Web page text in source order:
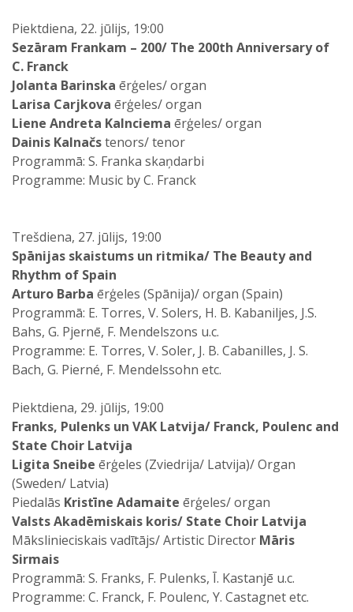
Piektdiena, 22. jūlijs, 19:00
Sezāram Frankam – 200/ The 200th Anniversary of
C. Franck
Jolanta Barinska ērģeles/ organ
Larisa Carjkova ērģeles/ organ
Liene Andreta Kalnciema ērģeles/ organ
Dainis Kalnačstenors/ tenor
Programmā: S. Franka skaņdarbi
Programme: Music by C. Franck
Trešdiena, 27. jūlijs, 19:00
Spānijas skaistums un ritmika/ The Beauty and
Rhythm of Spain
Arturo Barba ērģeles (Spānija)/ organ (Spain)
Programmā: E. Torres, V. Solers, H. B. Kabaniljes, J.S.
Bahs, G. Pjernē, F. Mendelszons u.c.
Programme: E. Torres, V. Soler, J. B. Cabanilles, J. S.
Bach, G. Pierné, F. Mendelssohn etc.
Piektdiena, 29. jūlijs, 19:00
Franks, Pulenks un VAK Latvija/ Franck, Poulenc and
State Choir Latvija
Ligita Sneibe ērģeles (Zviedrija/ Latvija)/ Organ
(Sweden/ Latvia)
Piedalās Kristīne Adamaite ērģeles/ organ
Valsts Akadēmiskais koris/ State Choir Latvija
Mākslinieciskais vadītājs/ Artistic Director Māris
Sirmais
Programmā: S. Franks, F. Pulenks, Ī. Kastanjē u.c.
Programme: C. Franck, F. Poulenc, Y. Castagnet etc.